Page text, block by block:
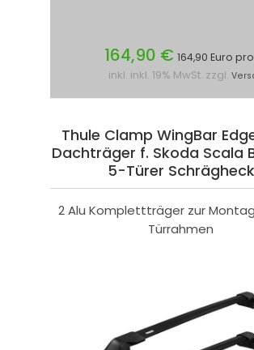
164,90 € 164,90 Euro
inkl. inkl. 19% MwSt. zzgl.
Thule Clamp WingBar
Dachträger f. Skoda Scala
5-Türer Schrägheck
2 Alu Komplettträger zur
Türrahmen